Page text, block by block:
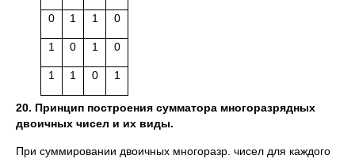
0 1 1 0
1 0 1 0
1 1 0 1
20. Принцип построения сумматора многоразрядных
двоичных чисел и их виды.
При суммировании двоичных многоразр. чисел для каждого